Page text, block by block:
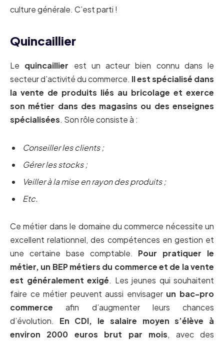
culture générale. C’est parti !
Quincaillier
Le quincaillier est un acteur bien connu dans le
secteur d’activité du commerce. Il est spécialisé dans
la vente de produits liés au bricolage et exerce
son métier dans des magasins ou des enseignes
spécialisées. Son rôle consiste à :
Conseiller les clients ;
Gérer les stocks ;
Veiller à la mise en rayon des produits ;
Etc.
Ce métier dans le domaine du commerce nécessite un
excellent relationnel, des compétences en gestion et
une certaine base comptable. Pour pratiquer le
métier, un BEP métiers du commerce et de la vente
est généralement exigé. Les jeunes qui souhaitent
faire ce métier peuvent aussi envisager un bac-pro
commerce afin d’augmenter leurs chances
d’évolution. En CDI, le salaire moyen s’élève à
environ 2000 euros brut par mois, avec des